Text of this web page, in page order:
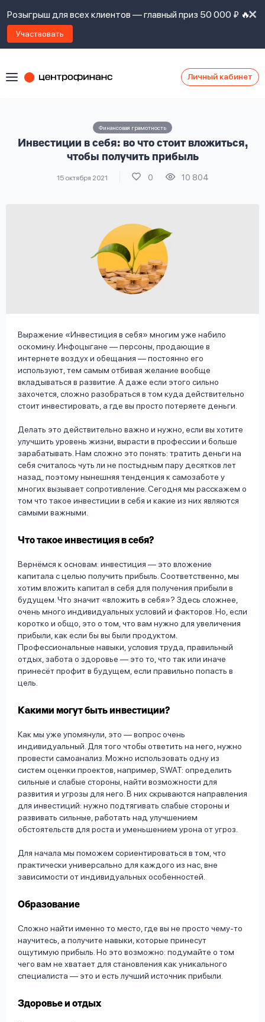
Розыгрыш для всех клиентов — главный приз 50 000 ₽ 🔥
Участвовать
Личный кабинет
Финансовая грамотность
Инвестиции в себя: во что стоит вложиться,
чтобы получить прибыль
15 октября 2021 0 10 804
Выражение «Инвестиция в себя» многим уже набило
оскомину. Инфоцыгане — персоны, продающие в
интернете воздух и обещания — постоянно его
используют, тем самым отбивая желание вообще
вкладываться в развитие. А даже если этого сильно
захочется, сложно разобраться в том куда действительно
стоит инвестировать, а где вы просто потеряете деньги.
Делать это действительно важно и нужно, если вы хотите
улучшить уровень жизни, вырасти в профессии и больше
зарабатывать. Нам сложно это понять: тратить деньги на
себя считалось чуть ли не постыдным пару десятков лет
назад, поэтому нынешняя тенденция к самозаботе у
многих вызывает сопротивление. Сегодня мы расскажем о
том что такое инвестиции в себя и какие из них являются
самыми важными.
Что такое инвестиция в себя?
Вернёмся к основам: инвестиция — это вложение
капитала с целью получить прибыль. Соответственно, мы
хотим вложить капитал в себя для получения прибыли в
будущем. Что значит «вложить в себя»? Здесь сложнее,
очень много индивидуальных условий и факторов. Но, если
коротко и общо, это о том, что вам нужно для увеличения
прибыли, как если бы вы были продуктом.
Профессиональные навыки, условия труда, правильный
отдых, забота о здоровье — это то, что так или иначе
принесёт профит в будущем, если правильно попасть в
цель.
Какими могут быть инвестиции?
Как мы уже упомянули, это — вопрос очень
индивидуальный. Для того чтобы ответить на него, нужно
провести самоанализ. Можно использовать одну из
систем оценки проектов, например, SWAT: определить
сильные и слабые стороны, найти возможности для
развития и угрозы для него. В них скрываются направления
для инвестиций: нужно подтягивать слабые стороны и
развивать сильные, работать над улучшением
обстоятельств для роста и уменьшением урона от угроз.
Для начала мы поможем сориентироваться в том, что
практически универсально для каждого из нас, вне
зависимости от индивидуальных особенностей.
Образование
Сложно найти именно то место, где вы не просто чему-то
научитесь, а получите навыки, которые принесут
ощутимую прибыль. Но это возможно: подумайте о том
чего вам не хватает для становления как уникального
специалиста — это и есть лучший источник прибыли.
Здоровье и отдых
Наши
Ответы
на
вопросы
с
правилами
займов ,